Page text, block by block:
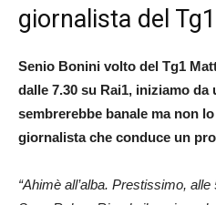
giornalista del
Senio Bonini volto del Tg1
dalle 7.30 su Rai1, iniziamo da
sembrerebbe banale ma non
giornalista che conduce un
“Ahimè all’alba. Prestissimo,